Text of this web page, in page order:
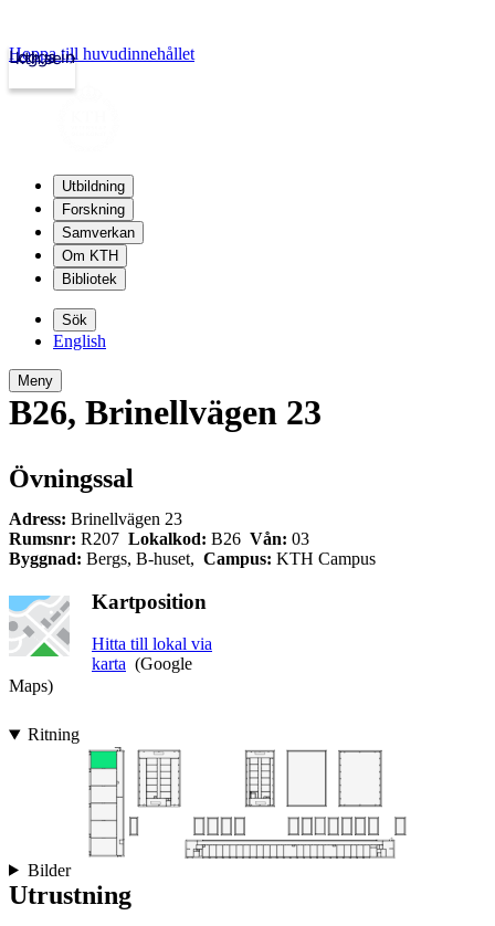
kth.se
Logga in
Hoppa till huvudinnehållet
Utbildning
Forskning
Samverkan
Om KTH
Bibliotek
Sök
English
Meny
B26, Brinellvägen 23
Övningssal
Adress: Brinellvägen 23
Rumsnr: R207 Lokalkod: B26 Vån: 03
Byggnad: Bergs, B-huset, Campus: KTH Campus
Kartposition
Hitta till lokal via
karta (Google
Maps)
Ritning
Bilder
Utrustning